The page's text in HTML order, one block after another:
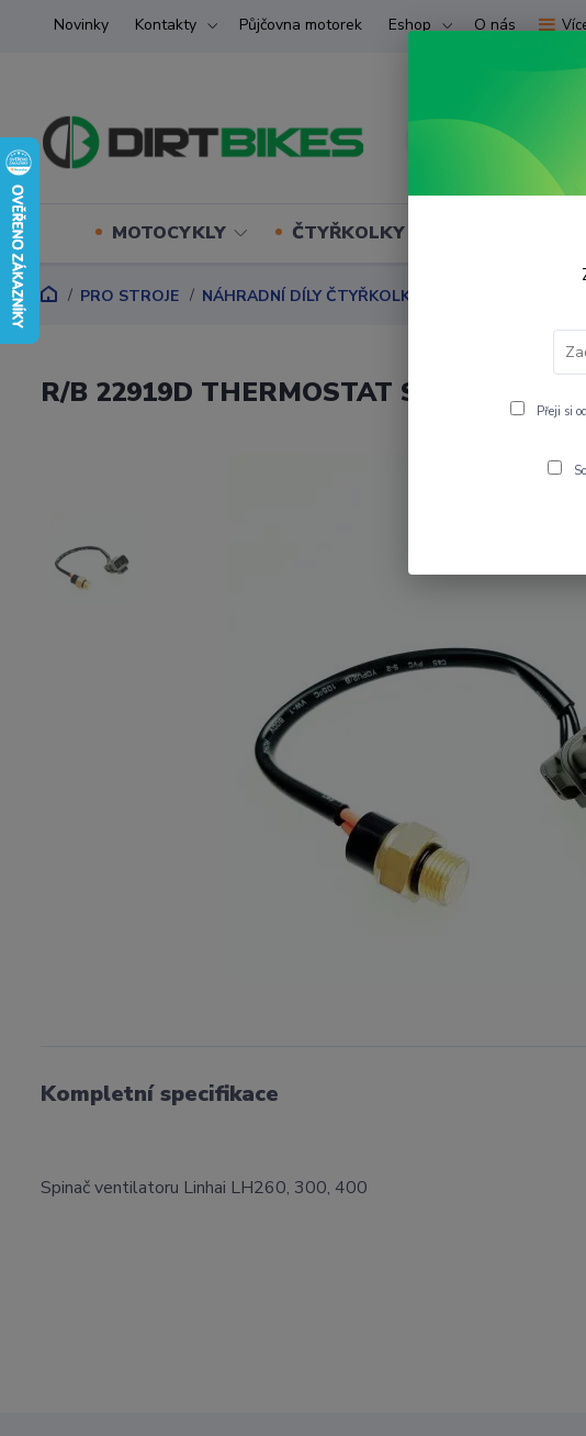
Novinky Kontakty Půjčovna motorek Eshop O nás
MOTOCYKLY ČTYŘKOLKY (ATV) UTV
PRO STROJE NÁHRADNÍ DÍLY ČTYŘKOLKY Náhradní díly
R/B 22919D THERMOSTAT SWITCH
Kompletní specifikace
Spinač ventilatoru Linhai LH260, 300, 400
Přeji si